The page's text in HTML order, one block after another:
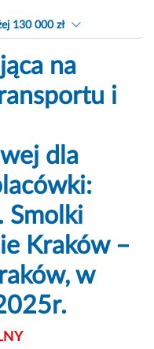
130 000 zł
na
i
dla
Smolki
Kraków –
w